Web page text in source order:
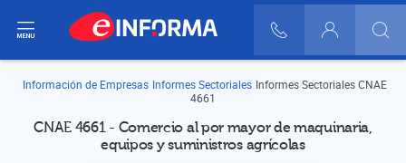
900 10 30 20
Login
Información de Empresas Informes Sectoriales Informes Sectoriales CNAE
4661
CNAE 4661 - Comercio al por mayor de maquinaria,
equipos y suministros agrícolas